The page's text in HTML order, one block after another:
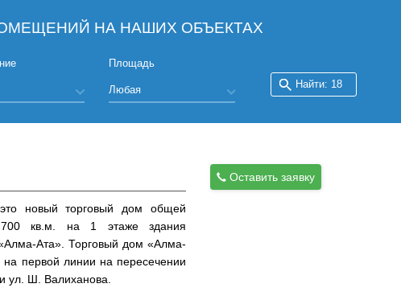
НА НАШИХ ОБЪЕКТАХ
Площадь
новый торговый дом общей
кв.м. на 1 этаже здания
Ата». Торговый дом «Алма-
на первой линии на пересечении
ул. Ш. Валиханова.
Оставить заявку